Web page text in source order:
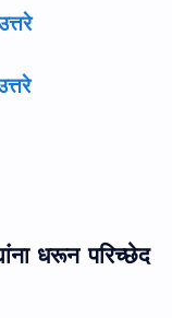
धरून परिच्छेद